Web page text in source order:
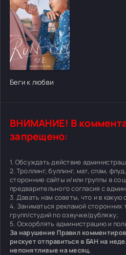
[/
Беги к любви
ВНИМАНИЕ! В
запрещено:
1. Обсуждать действие
2. Троллинг, буллинг, мат, спам,
сторонние сайты и/или группы в
предварительного согласия с
3. Давать нам советы, что и в какую
4. Заниматься рекламой сторонних
групп/студий по озвучке/дубляжу;
5. Оскорблять администрацию и
За нарушение Правил
рискует отправиться в БАН на
непонятливые на месяц.